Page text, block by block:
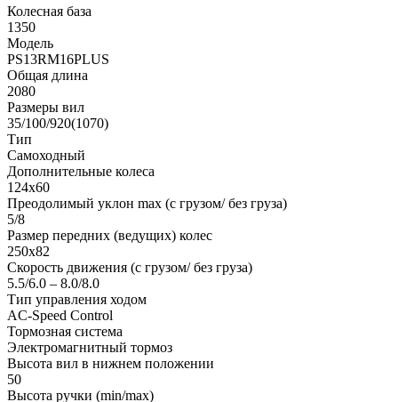
Колесная база
1350
Модель
PS13RM16PLUS
Общая длина
2080
Размеры вил
35/100/920(1070)
Тип
Самоходный
Дополнительные колеса
124х60
Преодолимый уклон max (с грузом/ без груза)
5/8
Размер передних (ведущих) колес
250х82
Скорость движения (с грузом/ без груза)
5.5/6.0 – 8.0/8.0
Тип управления ходом
AC-Speed Control
Тормозная система
Электромагнитный тормоз
Высота вил в нижнем положении
50
Высота ручки (min/max)